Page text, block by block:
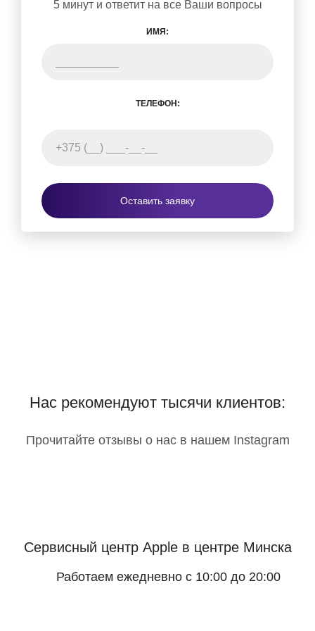
5 минут и ответит на все Ваши вопросы
ИМЯ:
ТЕЛЕФОН:
Оставить заявку
Нас рекомендуют тысячи клиентов:
Прочитайте отзывы о нас в нашем Instagram
Сервисный центр Appleв центре Минска
Работаем ежедневно с 10:00 до 20:00